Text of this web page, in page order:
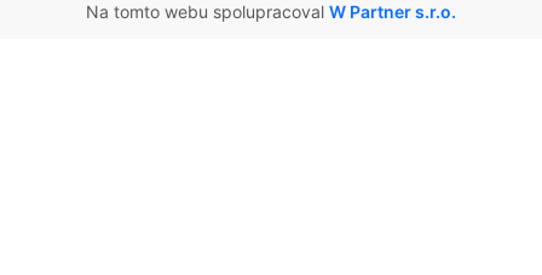
Na tomto webu spolupracoval W Partner s.r.o.